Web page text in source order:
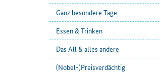
Ganz besondere Tage
Essen & Trinken
Das All & alles andere
(Nobel-)Preisverdächtig